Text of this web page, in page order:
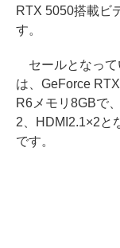
RTX 5050搭載ビ
す。
セールとなって
は、GeForce
R6メモリ8GBで
2、HDMI2.1×2と
です。